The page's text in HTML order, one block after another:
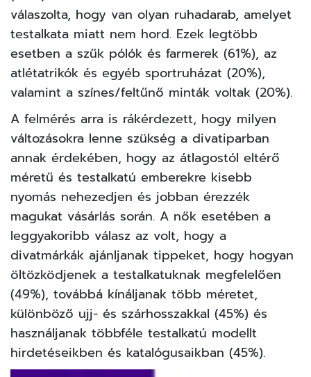
válaszolta, hogy van olyan ruhadarab, amelyet
testalkata miatt nem hord. Ezek legtöbb
esetben a szűk pólók és farmerek (61%), az
atlétatrikók és egyéb sportruházat (20%),
valamint a színes/feltűnő minták voltak (20%).
A felmérés arra is rákérdezett, hogy milyen
változásokra lenne szükség a divatiparban
annak érdekében, hogy az átlagostól eltérő
méretű és testalkatú emberekre kisebb
nyomás nehezedjen és jobban érezzék
magukat vásárlás során. A nők esetében a
leggyakoribb válasz az volt, hogy a
divatmárkák ajánljanak tippeket, hogy hogyan
öltözködjenek a testalkatuknak megfelelően
(49%), továbbá kínáljanak több méretet,
különböző ujj- és szárhosszakkal (45%) és
használjanak többféle testalkatú modellt
hirdetéseikben és katalógusaikban (45%).